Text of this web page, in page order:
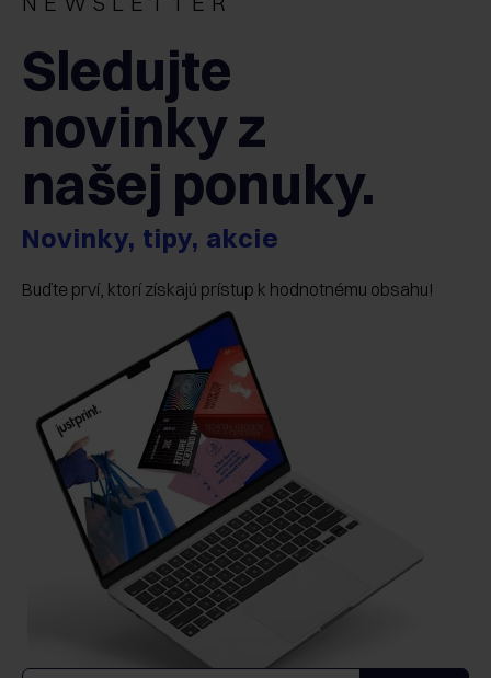
Sledujte
novinky z
našej ponuky.
Novinky, tipy, akcie
Buďte prví, ktorí získajú prístup k hodnotnému obsahu!